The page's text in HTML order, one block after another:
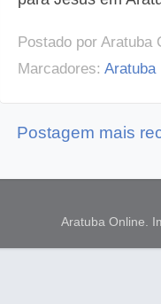
Postado por Aratuba
Marcadores: Aratuba
Postagem mais
Aratuba Online.